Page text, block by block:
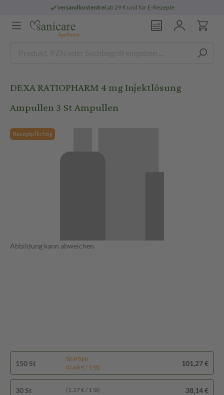
versandkostenfreiab 29 € und für E-Rezepte
DEXA RATIOPHARM 4 mg Injektlösung
Ampullen 3 St Ampullen
Rezeptpflichtig
Abbildung kann abweichen
150 St
Spartipp
(0,68 € / 1 St)
101,27 €
30 St (1,27 € / 1 St) 38,14 €